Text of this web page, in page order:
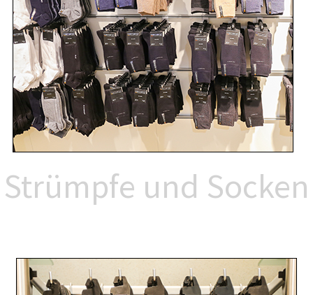
Strümpfe und Socken